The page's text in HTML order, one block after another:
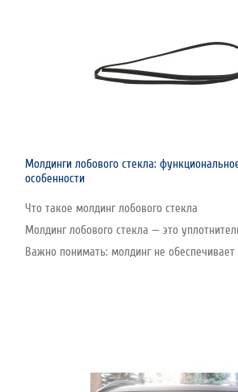
Молдинги лобового стекла:
особенности
Что такое молдинг лобового стекла
Молдинг лобового стекла — это
Важно понимать: молдинг не